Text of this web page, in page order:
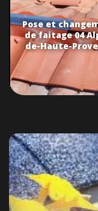
Pose et
de faitage 04
de-Haute-